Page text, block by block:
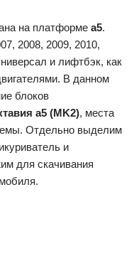
на платформе а5.
2008, 2009, 2010,
и лифтбэк, как
В данном
блоков
а5 (MK2), места
Отдельно выделим
и
для скачивания